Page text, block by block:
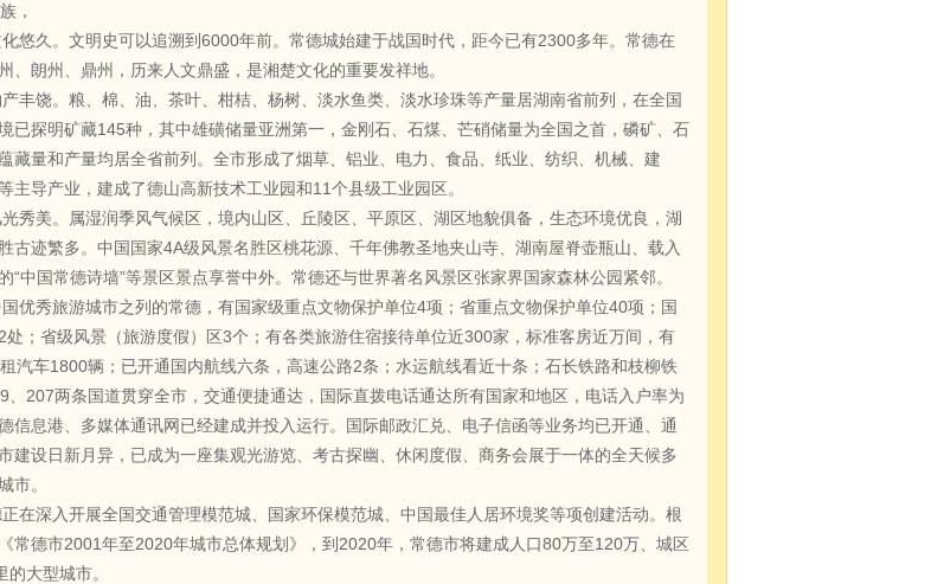
，
久。文明史可以追溯到6000年前。常德城始建于战国时代，距今已有2300多年。常德在
、朗州、鼎州，历来人文鼎盛，是湘楚文化的重要发祥地。
饶。粮、棉、油、茶叶、柑桔、杨树、淡水鱼类、淡水珍珠等产量居湖南省前列，在全国
已探明矿藏145种，其中雄磺储量亚洲第一，金刚石、石煤、芒硝储量为全国之首，磷矿、石
藏量和产量均居全省前列。全市形成了烟草、铝业、电力、食品、纸业、纺织、机械、建
主导产业，建成了德山高新技术工业园和11个县级工业园区。
美。属湿润季风气候区，境内山区、丘陵区、平原区、湖区地貌俱备，生态环境优良，湖
古迹繁多。中国国家4A级风景名胜区桃花源、千年佛教圣地夹山寺、湖南屋脊壶瓶山、载入
“中国常德诗墙”等景区景点享誉中外。常德还与世界著名风景区张家界国家森林公园紧邻。
秀旅游城市之列的常德，有国家级重点文物保护单位4项；省重点文物保护单位40项；国
处；省级风景（旅游度假）区3个；有各类旅游住宿接待单位近300家，标准客房近万间，有
汽车1800辆；已开通国内航线六条，高速公路2条；水运航线看近十条；石长铁路和枝柳铁
、207两条国道贯穿全市，交通便捷通达，国际直拨电话通达所有国家和地区，电话入户率为
信息港、多媒体通讯网已经建成并投入运行。国际邮政汇兑、电子信函等业务均已开通、通
建设日新月异，已成为一座集观光游览、考古探幽、休闲度假、商务会展于一体的全天候多
市。
深入开展全国交通管理模范城、国家环保模范城、中国最佳人居环境奖等项创建活动。根
常德市2001年至2020年城市总体规划》，到2020年，常德市将建成人口80万至120万、城区
大型城市。